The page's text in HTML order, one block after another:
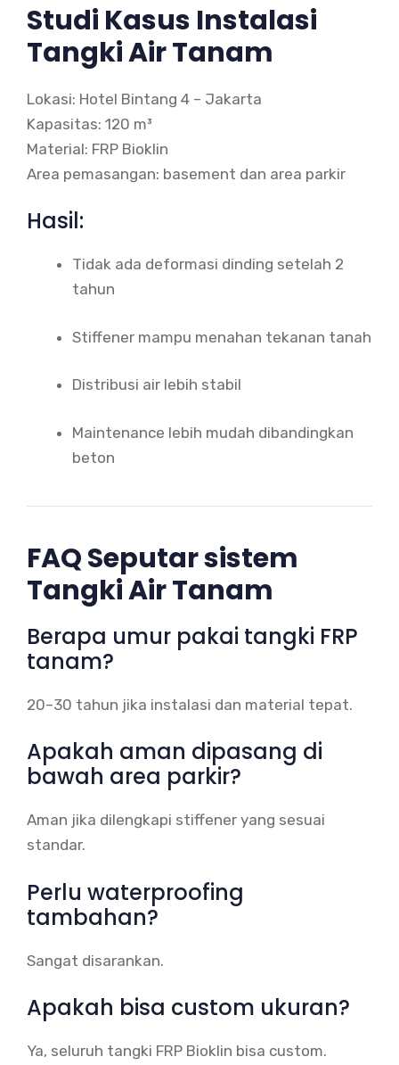
Studi Kasus Instalasi
Tangki Air Tanam
Lokasi: Hotel Bintang 4 – Jakarta
Kapasitas: 120 m³
Material: FRP Bioklin
Area pemasangan: basement dan area parkir
Hasil:
Tidak ada deformasi dinding setelah 2
tahun
Stiffener mampu menahan tekanan tanah
Distribusi air lebih stabil
Maintenance lebih mudah dibandingkan
beton
FAQ Seputar sistem
Tangki Air Tanam
Berapa umur pakai tangki FRP
tanam?
20–30 tahun jika instalasi dan material tepat.
Apakah aman dipasang di
bawah area parkir?
Aman jika dilengkapi stiffener yang sesuai
standar.
Perlu waterproofing
tambahan?
Sangat disarankan.
Apakah bisa custom ukuran?
Ya, seluruh tangki FRP Bioklin bisa custom.